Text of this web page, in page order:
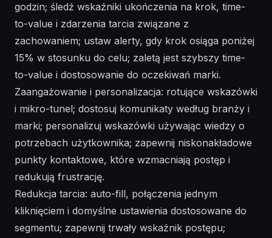
godzin; śledź wskaźniki ukończenia na krok, time-
to-value i zdarzenia tarcia związane z
zachowaniem; ustaw alerty, gdy krok osiąga poniżej
15% w stosunku do celu; zaletą jest szybszy time-
to-value i dostosowanie do oczekiwań marki.
Zaangażowanie i personalizacja: rotujące wskazówki
i mikro-tunel; dostosuj komunikaty według branży i
marki; personalizuj wskazówki używając wiedzy o
potrzebach użytkownika; zapewnij niskonakładowe
punkty kontaktowe, które wzmacniają postęp i
redukują frustrację.
Redukcja tarcia: auto-fill, połączenia jednym
kliknięciem i domyślne ustawienia dostosowane do
segmentu; zapewnij trwały wskaźnik postępu;